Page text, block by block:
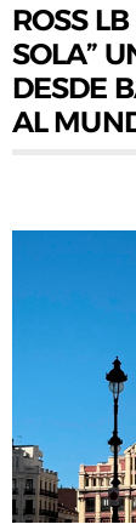
ROSS
SOLA”
DESDE
AL